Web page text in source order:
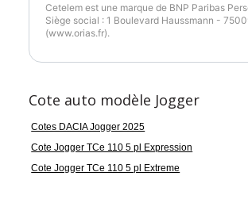
- Capteur de pluie
- Essuies glaces automatiques
- Fixations isofix
- Roue de secours
- Verrouillage centralisé
Cetelem est une marque de BNP Paribas
Siège social : 1 Boulevard Haussmann -
(www.orias.fr).
Cote auto modèle Jogger
Cotes DACIA Jogger 2025
Cote Jogger TCe 110 5 pl Expression
Cote Jogger TCe 110 5 pl Extreme